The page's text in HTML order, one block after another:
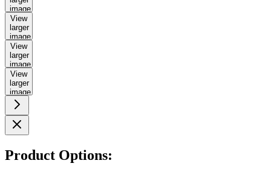
image
View
larger
image
View
larger
image
View
larger
image
Product Options: